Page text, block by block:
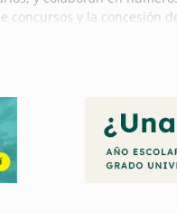
y la concesión
se ha convertido en